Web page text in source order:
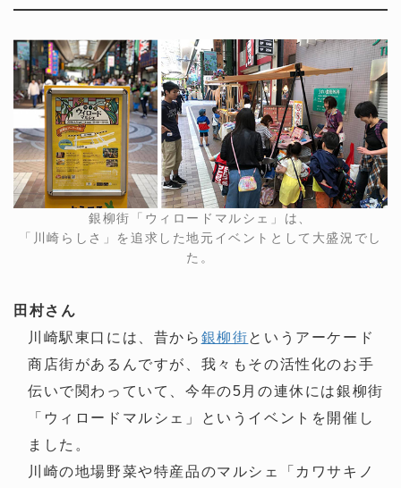
銀柳街「ウィロードマルシェ」は、
「川崎らしさ」を追求した地元イベントとして大盛況でし
た。
田村さん
川崎駅東口には、昔から 銀柳街というアーケード
商店街があるんですが、我々もその活性化のお手
伝いで関わっていて、今年の5月の連休には銀柳街
「ウィロードマルシェ」というイベントを開催し
ました。
川崎の地場野菜や特産品のマルシェ「カワサキノ